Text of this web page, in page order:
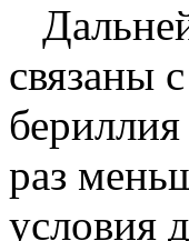
связаны
раз
условия